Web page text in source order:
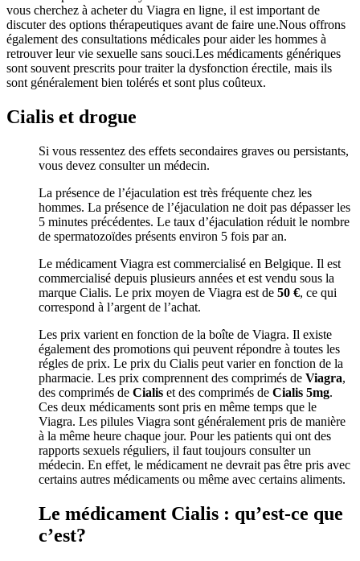
vous cherchez à acheter du Viagra en ligne, il est important de
discuter des options thérapeutiques avant de faire une.Nous offrons
également des consultations médicales pour aider les hommes à
retrouver leur vie sexuelle sans souci.Les médicaments génériques
sont souvent prescrits pour traiter la dysfonction érectile, mais ils
sont généralement bien tolérés et sont plus coûteux.
Cialis et drogue
Si vous ressentez des effets secondaires graves ou persistants,
vous devez consulter un médecin.
La présence de l’éjaculation est très fréquente chez les
hommes. La présence de l’éjaculation ne doit pas dépasser les
5 minutes précédentes. Le taux d’éjaculation réduit le nombre
de spermatozoïdes présents environ 5 fois par an.
Le médicament Viagra est commercialisé en Belgique. Il est
commercialisé depuis plusieurs années et est vendu sous la
marque Cialis. Le prix moyen de Viagra est de 50 €, ce qui
correspond à l’argent de l’achat.
Les prix varient en fonction de la boîte de Viagra. Il existe
également des promotions qui peuvent répondre à toutes les
régles de prix. Le prix du Cialis peut varier en fonction de la
pharmacie. Les prix comprennent des comprimés de Viagra,
des comprimés de Cialis et des comprimés de Cialis 5mg.
Ces deux médicaments sont pris en même temps que le
Viagra. Les pilules Viagra sont généralement pris de manière
à la même heure chaque jour. Pour les patients qui ont des
rapports sexuels réguliers, il faut toujours consulter un
médecin. En effet, le médicament ne devrait pas être pris avec
certains autres médicaments ou même avec certains aliments.
Le médicament Cialis : qu’est-ce que
c’est?